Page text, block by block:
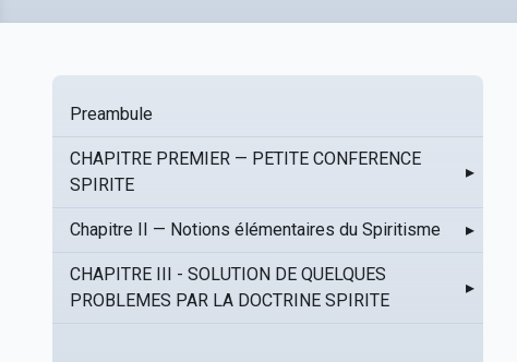
Preambule
CHAPITRE PREMIER — PETITE CONFERENCE
SPIRITE
▸
Chapitre II — Notions élémentaires du Spiritisme ▸
CHAPITRE III - SOLUTION DE QUELQUES
PROBLEMES PAR LA DOCTRINE SPIRITE
▸